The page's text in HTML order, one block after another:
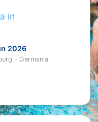
in
2026
- Germania